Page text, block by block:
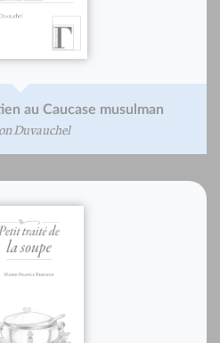
au Caucase musulman
Duvauchel